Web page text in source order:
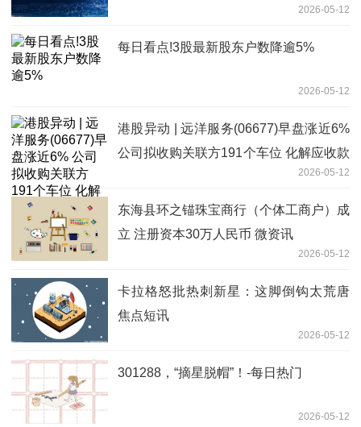
ETF（159363）逆市涨逾1%再创新高
2026-05-12
每日看点!3股最新股东户数降逾5%
2026-05-12
港股异动 | 远洋服务(06677)早盘涨近6%
公司拟收购关联方191个车位 化解应收款
2026-05-12
东海县环之锚珠宝商行（个体工商户）成
立 注册资本30万人民币 微资讯
2026-05-12
卡拉格怒批热刺新星：这脚倒钩太荒唐
焦点短讯
2026-05-12
301288，“摘星脱帽”！-每日热门
2026-05-12